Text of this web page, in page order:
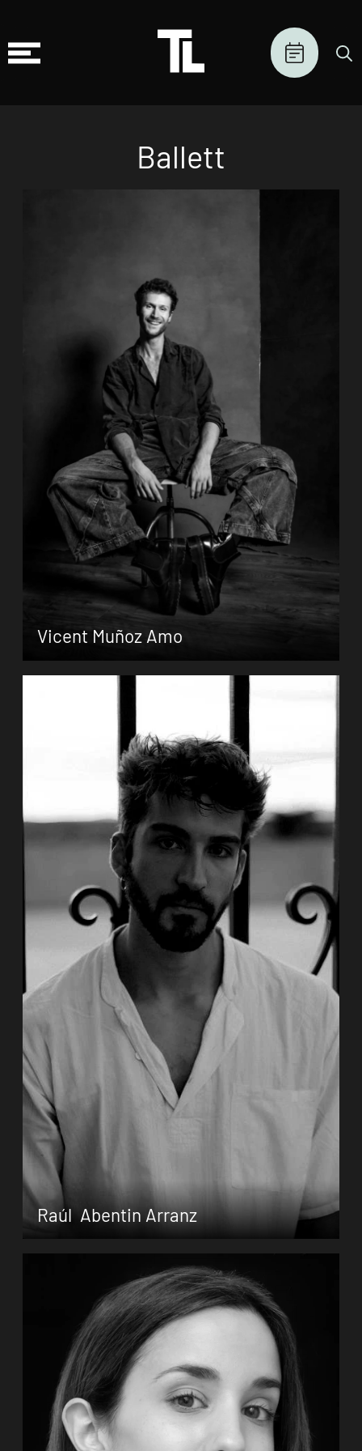
Ballett
Vicent Muñoz Amo
Vicent Muñoz Amo wurde 2001 in Spanien
geboren und absolvierte sein Studium am
Conservatorio Profesional de Danza de
Valencia. Bereits während seiner Ausbildung
sammelte er erste Berufserfahrungen in der
Compagnie „La Veronal“ von Marcos Morau.
Zum Porträt
Raúl Abentin Arranz
Raúl Abentín Arranz, geboren in Madrid,
begann schon als kleines Kind zu tanzen. Er
setzte seine Tanzausbildung an der
Ballettakademie Víctor Ullateund am
Konservatorium für professionellen Tanz
Carmen Rochefort. Er beendete (…)